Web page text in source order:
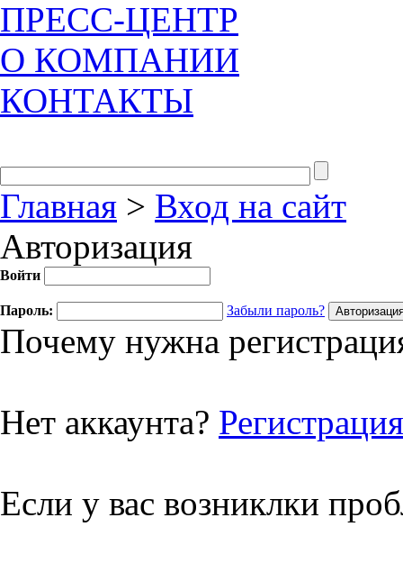
ПРЕСС-ЦЕНТР
О КОМПАНИИ
КОНТАКТЫ
Главная > Вход на сайт
Авторизация
Войти
Пароль: Забыли пароль?
Почему нужна
Нет аккаунта? Регистрация
Если у вас возниклки